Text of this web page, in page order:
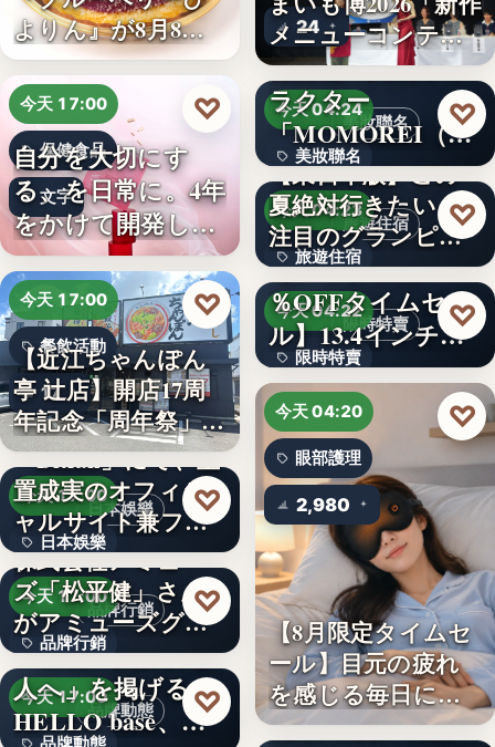
よりん』が8月8日
「ブル…
今天 17:00
保健食品
文字
自分を大切にす
る、を日常に。4年
をかけて開発した
女性のた…
♡
今天 17:00
餐飲活動
17
【近江ちゃんぽん
亭 辻店】開店17周
年記念「周年祭」開
催…
♡
日本娛樂
今天 17:00
日本娛樂
730円
「Bitfan」にて、玉
置成実のオフィシ
ャルサイト兼フ
ァ…
♡
品牌行銷
今天 17:00
品牌行銷
1,200億円
株式会社アミュー
ズ「松平健」さん
がアミューズグル
ープ ス…
♡
品牌動態
今天 17:00
「社長に買われる
人へ」を掲げる
HELLO base、創
♡
24
メニューコンテス
ト…
美妝聯名
今天 04:24
美妝聯名
文字
韓国発の人気キャ
ラクター
「MOMOREI（モ
モレイ）」が…
♡
旅遊住宿
今天 04:23
旅遊住宿
10
【東日本版】この
夏絶対行きたい！
注目のグランピン
グ施設…
♡
限時特賣
今天 04:22
限時特賣
文字
【アマゾン30
％OFFタイムセー
ル】13.4インチ大
画面…
♡
今天 04:20
眼部護理
2,980
【8月限定タイムセ
ール】目元の疲れ
を感じる毎日に。3
段階…
♡
颱風白海豚8日及9